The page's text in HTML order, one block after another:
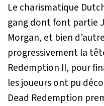
Le charismatique
gang dont font partie
Morgan, et bien
progressivement la
Redemption II, pour
les joueurs ont pu
Dead Redemption